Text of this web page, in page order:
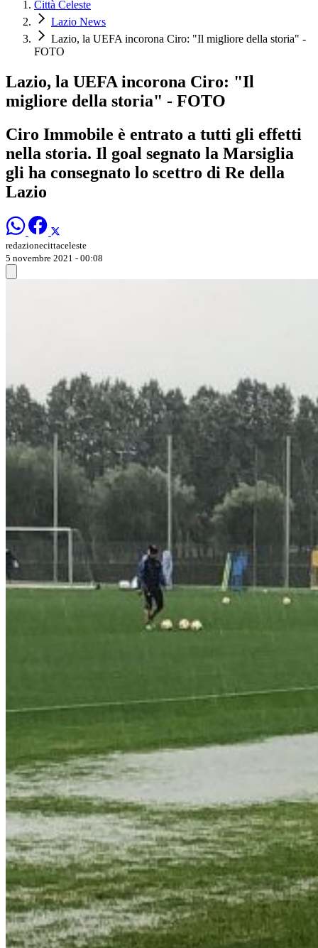
Città Celeste
Lazio News
Lazio, la UEFA incorona Ciro: "Il migliore della storia" -
FOTO
Lazio, la UEFA incorona Ciro: "Il
migliore della storia" - FOTO
Ciro Immobile è entrato a tutti gli effetti
nella storia. Il goal segnato la Marsiglia
gli ha consegnato lo scettro di Re della
Lazio
redazionecittaceleste
5 novembre 2021 - 00:08